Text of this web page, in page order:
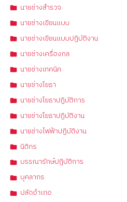
นายช่างสำรวจ
นายช่างเขียนแบบ
นายช่างเขียนแบบปฏิบัติงาน
นายช่างเครื่องกล
นายช่างเทคนิค
นายช่างโยธา
นายช่างโยธาปฏิบัติการ
นายช่างโยธาปฏิบัติงาน
นายช่างไฟฟ้าปฏิบัติงาน
นิติกร
บรรณารักษ์ปฏิบัติการ
บุคลากร
ปลัดอำเภอ